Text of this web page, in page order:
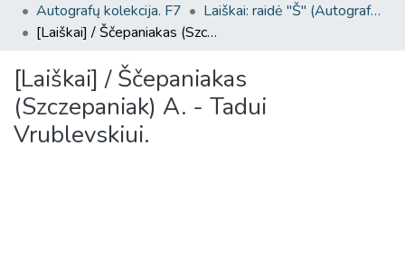
Autografų kolekcija. F7
Laiškai: raidė "Š" (Autografų kolekcija. F7)
[Laiškai] / Ščepaniakas (Szczepaniak) A. - Tadui Vrublevskiui.
[Laiškai] / Ščepaniakas
(Szczepaniak) A. - Tadui
Vrublevskiui.